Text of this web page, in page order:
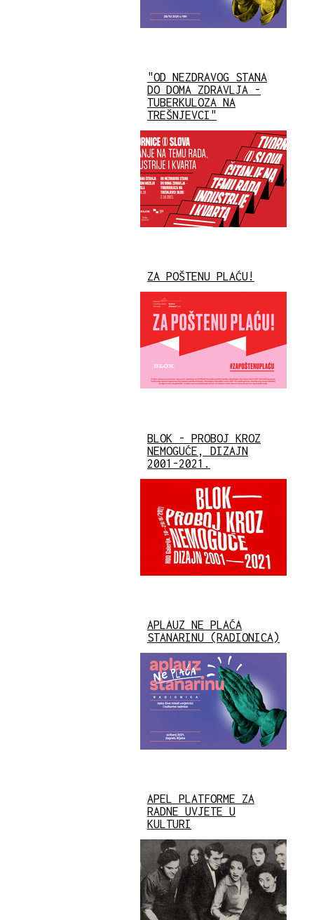
"OD NEZDRAVOG STANA
DO DOMA ZDRAVLJA -
TUBERKULOZA NA
TREŠNJEVCI"
ZA POŠTENU PLAĆU!
BLOK - PROBOJ KROZ
NEMOGUĆE, DIZAJN
2001-2021.
APLAUZ NE PLAĆA
STANARINU (RADIONICA)
APEL PLATFORME ZA
RADNE UVJETE U
KULTURI